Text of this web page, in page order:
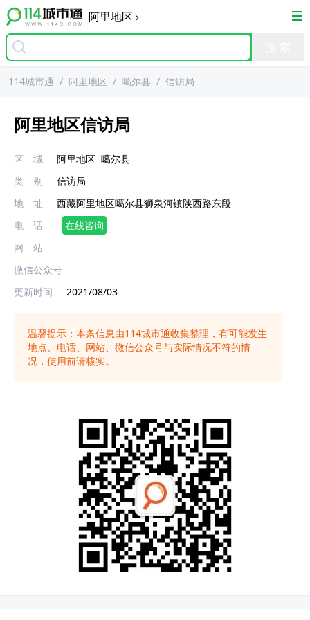
阿里地区 ›
114城市通 / 阿里地区 / 噶尔县 / 信访局
阿里地区信访局
区 域 阿里地区 噶尔县
类 别
信访局
地 址
西藏阿里地区噶尔县狮泉河镇陕西路东段
电 话
在线咨询
网 站
微信公众号
更新时间
2021/08/03
温馨提示：本条信息由114城市通收集整理，有可能发生
地点、电话、网站、微信公众号与实际情况不符的情
况，使用前请核实。